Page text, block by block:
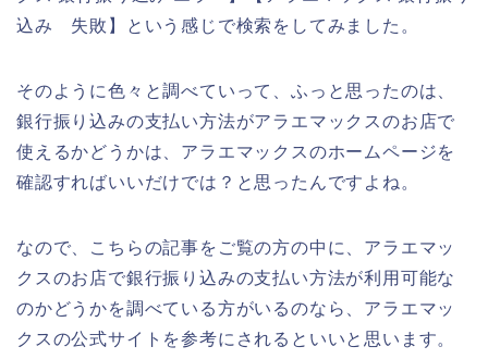
込み 失敗】という感じで検索をしてみました。
そのように色々と調べていって、ふっと思ったのは、
銀行振り込みの支払い方法がアラエマックスのお店で
使えるかどうかは、アラエマックスのホームページを
確認すればいいだけでは？と思ったんですよね。
なので、こちらの記事をご覧の方の中に、アラエマッ
クスのお店で銀行振り込みの支払い方法が利用可能な
のかどうかを調べている方がいるのなら、アラエマッ
クスの公式サイトを参考にされるといいと思います。